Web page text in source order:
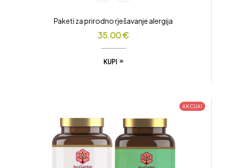
Paketi za prirodno rješavanje alergija
35.00€
KUPI
AKCIJA!